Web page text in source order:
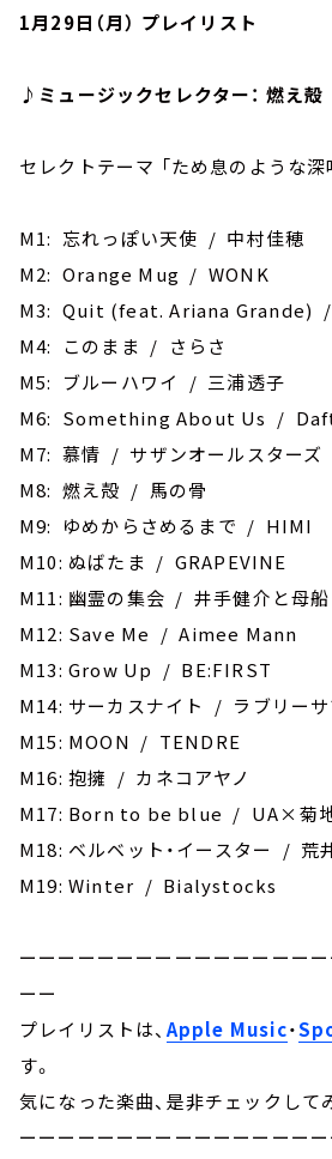
1月29日（月） プレイリスト
♪ミュージックセレクター： 燃え殻
セレクトテーマ 「ため息のような深
M1: 忘れっぽい天使 / 中村佳穂
M2: Orange Mug / WONK
M3: Quit (feat. Ariana Grande)
M4: このまま / さらさ
M5: ブルーハワイ / 三浦透子
M6: Something About Us /
M7: 慕情 / サザンオールスターズ
M8: 燃え殻 / 馬の骨
M9: ゆめからさめるまで / HIMI
M10: ‎ぬばたま / GRAPEVINE
M11: 幽霊の集会 / 井手健介と母船
M12: Save Me / Aimee Mann
M13: Grow Up / BE:FIRST
M14: サーカスナイト / ラブリー
M15: MOON / TENDRE
M16: 抱擁 / カネコアヤノ
M17: Born to be blue / UA×菊
M18: ベルベット・イースター / 荒
M19: Winter / Bialystocks
ーーーーーーーーーーーーーーー
ーー
プレイリストは、 Apple Music・
す。
気になった楽曲、是非チェックして
ーーーーーーーーーーーーーーー